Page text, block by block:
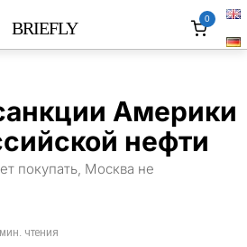
BRIEFLY 0
Америки
нефти
покупать, Москва не
чтения